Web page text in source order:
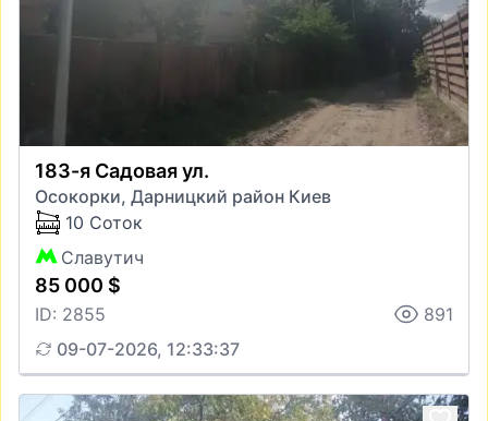
183-я Садовая ул.
Осокорки, Дарницкий район Киев
10 Соток
Славутич
85 000 $
ID: 2855
891
09-07-2026, 12:33:37